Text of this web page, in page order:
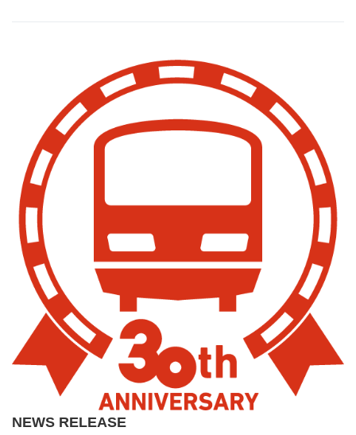
NEWS RELEASE